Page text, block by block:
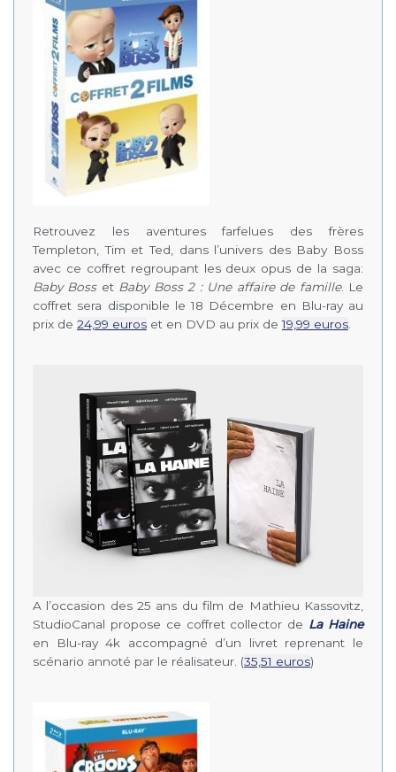
Retrouvez les aventures farfelues des frères
Templeton, Tim et Ted, dans l’univers des Baby Boss
avec ce coffret regroupant les deux opus de la saga:
Baby Bosset Baby Boss 2 : Une affaire de famille. Le
coffret sera disponible le 18 Décembre en Blu-ray au
prix de 24,99 euros et en DVD au prix de19,99 euros.
A l’occasion des 25 ans du film de Mathieu Kassovitz,
StudioCanal propose ce coffret collector de La Haine
en Blu-ray 4k accompagné d’un livret reprenant le
scénario annoté par le réalisateur. (35,51 euros)